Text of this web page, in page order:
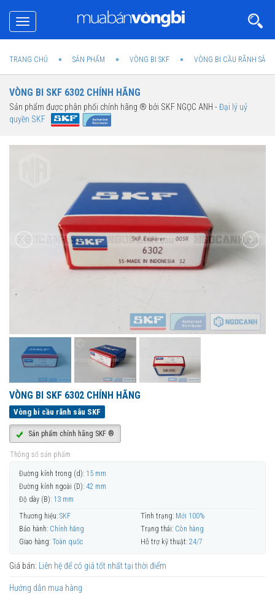
Toggle
navigation
TRANG CHỦ SẢN PHẨM VÒNG BI SKF VÒNG BI CẦU RÃNH SÂU
VÒNG BI SKF 6302 CHÍNH HÃNG
Sản phẩm được phân phối chính hãng ® bởi SKF NGỌC ANH -Đại lý uỷ
quyền SKF
VÒNG BI SKF 6302 CHÍNH HÃNG
Vòng bi cầu rãnh sâu SKF
Sản phẩm chính hãng SKF ®
Thông số sản phẩm
Đường kính trong (d): 15 mm
Đường kính ngoài (D): 42 mm
Độ dày (B): 13 mm
Thương hiệu: SKF Tình trạng: Mới 100%
Bảo hành: Chính hãng Trạng thái: Còn hàng
Giao hàng: Toàn quốc Hỗ trợ kỹ thuật: 24/7
Giá bán: Liên hệ để có giá tốt nhất tại thời điểm
Hướng dẫn mua hàng